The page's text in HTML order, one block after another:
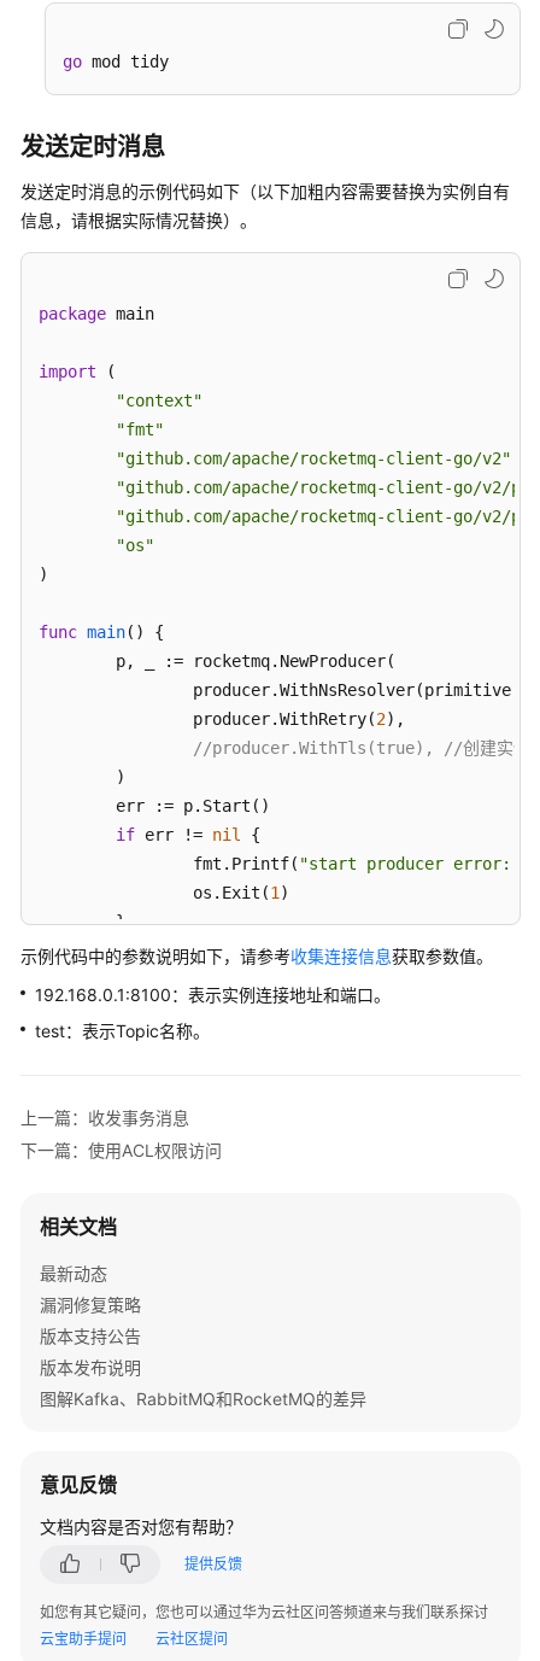
用
ACL
权
协
Python（TCP
常
见
频
帮
文
档
载
通
考
产
语
go mod tidy
发送定时消息
发送定时消息的示例代码如下（以下加粗内容需要替换为实例自有
信息，请根据实际情况替换）。
package main
import (
"context"
"fmt"
"github.com/apache/rocketmq-client-go/v2"
"github.com/apache/rocketmq-client-go/v2/
"github.com/apache/rocketmq-client-go/v2/
"os"
)
func main()
{
		producer.WithRetry(
2),
//producer.WithTls(true), //创建实例时，
if err != nil
{
		fmt.Printf(
"start producer error:
		os.Exit(
1 )
	}
	msg := primitive.NewMessage(
"test", []
	}
else {
		fmt.Printf(
if
	}
}
示例代码中的参数说明如下，请参考收集连接信息获取参数值。
192.168.0.1:8100：表示实例连接地址和端口。
test：表示Topic名称。
上一篇：收发事务消息
下一篇：使用ACL权限访问
相关文档
最新动态
漏洞修复策略
版本支持公告
版本发布说明
图解Kafka、RabbitMQ和RocketMQ的差异
意见反馈
文档内容是否对您有帮助？
提供反馈
如您有其它疑问，您也可以通过华为云社区问答频道来与我们联系探讨
云宝助手提问
云社区提问